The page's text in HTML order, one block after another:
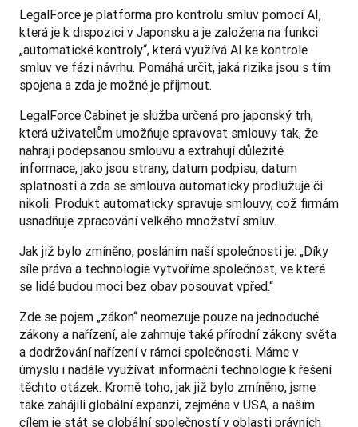
LegalForce je platforma pro kontrolu smluv pomocí AI,
která je k dispozici v Japonsku a je založena na funkci
„automatické kontroly“, která využívá AI ke kontrole
smluv ve fázi návrhu. Pomáhá určit, jaká rizika jsou s tím
spojena a zda je možné je přijmout.
LegalForce Cabinet je služba určená pro japonský trh,
která uživatelům umožňuje spravovat smlouvy tak, že
nahrají podepsanou smlouvu a extrahují důležité
informace, jako jsou strany, datum podpisu, datum
splatnosti a zda se smlouva automaticky prodlužuje či
nikoli. Produkt automaticky spravuje smlouvy, což firmám
usnadňuje zpracování velkého množství smluv.
Jak již bylo zmíněno, posláním naší společnosti je: „Díky
síle práva a technologie vytvoříme společnost, ve které
se lidé budou moci bez obav posouvat vpřed.“
Zde se pojem „zákon“ neomezuje pouze na jednoduché
zákony a nařízení, ale zahrnuje také přírodní zákony světa
a dodržování nařízení v rámci společnosti. Máme v
úmyslu i nadále využívat informační technologie k řešení
těchto otázek. Kromě toho, jak již bylo zmíněno, jsme
také zahájili globální expanzi, zejména v USA, a naším
cílem je stát se globální společností v oblasti právních